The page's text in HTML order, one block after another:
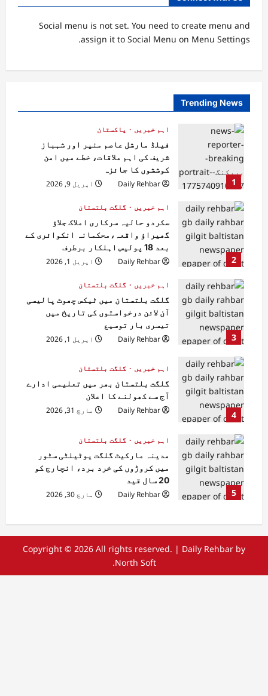
Social menu is not set. You need to create menu and
assign it to Social Menu on Menu Settings.
Trending News
1
اہم خبریں
پاکستان
فیلڈ مارشل عاصم منیر اور شہباز
شریف کی اہم ملاقات، خطے میں امن
کوششوں کا جائزہ
Daily Rehbar
اپریل 9, 2026
2
اہم خبریں
گلگت بلتستان
سکردو حالیہ سرکاری املاک جلاؤ
گھیراؤ واقعہ،محکمانہ انکوائری کے
بعد 18 پولیس اہلکار برطرف
Daily Rehbar
اپریل 1, 2026
3
اہم خبریں
گلگت بلتستان
گلگت بلتستان میں ٹیکس چھوٹ پالیسی
آن لائن درخواستوں کی تاریخ میں
تیسری بار توسیع
Daily Rehbar
اپریل 1, 2026
4
اہم خبریں
گلگت بلتستان
گلگت بلتستان بھر میں تعلیمی ادارے
آج سے کھولنے کا اعلان
Daily Rehbar
مارچ 31, 2026
5
اہم خبریں
گلگت بلتستان
مدینہ مارکیٹ گلگت یوٹیلٹی سٹور
میں کروڑوں کی خرد برد، انچارج کو
20 سال قید
Daily Rehbar
مارچ 30, 2026
Copyright © 2026 All rights reserved. | Daily Rehbar by
North Soft.